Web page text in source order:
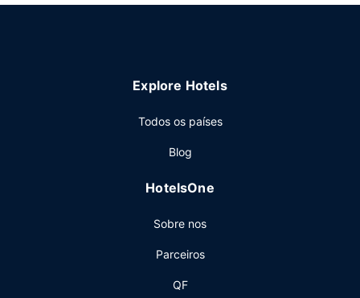
As principais comodidades incluem acesso à internet com
horas. Há estacionamento grátis no local.
Explore Hotels
Todos os países
Blog
HotelsOne
Sobre nos
Parceiros
QF